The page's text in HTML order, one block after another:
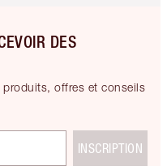
DES
produits, offres et conseils
INSCRIPTION